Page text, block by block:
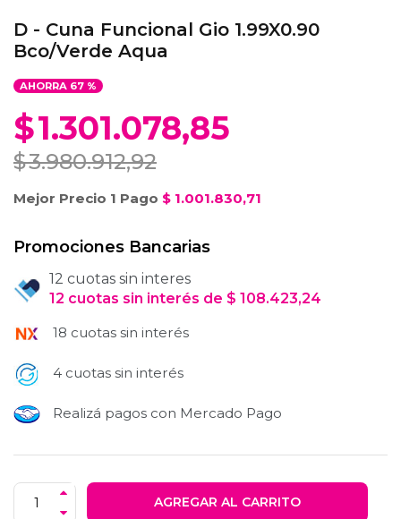
D - Cuna Funcional Gio 1.99X0.90
Bco/Verde Aqua
AHORRA 67%
$1.301.078,85
$3.980.912,92
Mejor Precio 1 Pago $ 1.001.830,71
Promociones Bancarias
12 cuotas sin interes
12 cuotas sin interés de $ 108.423,24
18 cuotas sin interés
4 cuotas sin interés
Realizá pagos con Mercado Pago
AGREGAR AL CARRITO